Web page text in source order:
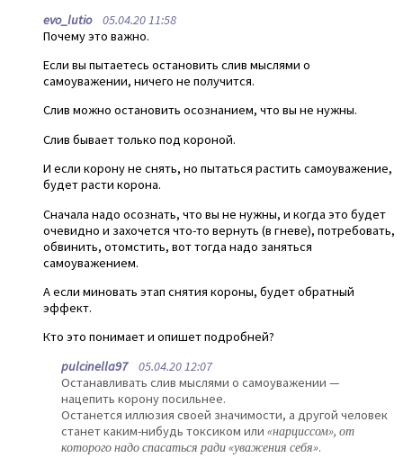
evo_lutio05.04.20 11:58
Почему это важно.
Если вы пытаетесь остановить слив мыслями о
самоуважении, ничего не получится.
Слив можно остановить осознанием, что вы не нужны.
Слив бывает только под короной.
И если корону не снять, но пытаться растить самоуважение,
будет расти корона.
Сначала надо осознать, что вы не нужны, и когда это будет
очевидно и захочется что-то вернуть (в гневе), потребовать,
обвинить, отомстить, вот тогда надо заняться
самоуважением.
А если миновать этап снятия короны, будет обратный
эффект.
Кто это понимает и опишет подробней?
pulcinella9705.04.20 12:07
Останавливать слив мыслями о самоуважении —
нацепить корону посильнее.
Останется иллюзия своей значимости, а другой человек
станет каким-нибудь токсиком или «нарциссом», от
которого надо спасаться ради «уважения себя».